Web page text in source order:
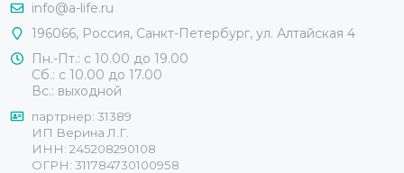
info@a-life.ru
196066, Россия, Санкт-Петербург, ул. Алтайская 4
Пн.-Пт.: с 10.00 до 19.00
Сб.: с 10.00 до 17.00
Вс.: выходной
партрнер: 31389
ИП Верина Л.Г.
ИНН: 245208290108
ОГРН: 311784730100958